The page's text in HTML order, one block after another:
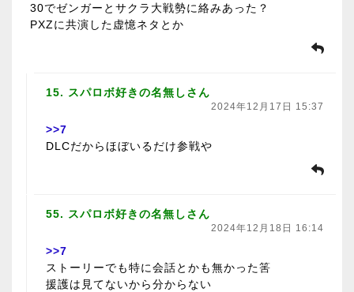
30でゼンガーとサクラ大戦勢に絡みあった？
PXZに共演した虚憶ネタとか
15. スパロボ好きの名無しさん
2024年12月17日 15:37
>>7
DLCだからほぼいるだけ参戦や
55. スパロボ好きの名無しさん
2024年12月18日 16:14
>>7
ストーリーでも特に会話とかも無かった筈
援護は見てないから分からない